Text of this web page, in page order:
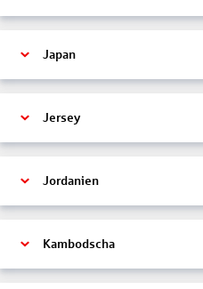
Japan
Jersey
Jordanien
Kambodscha